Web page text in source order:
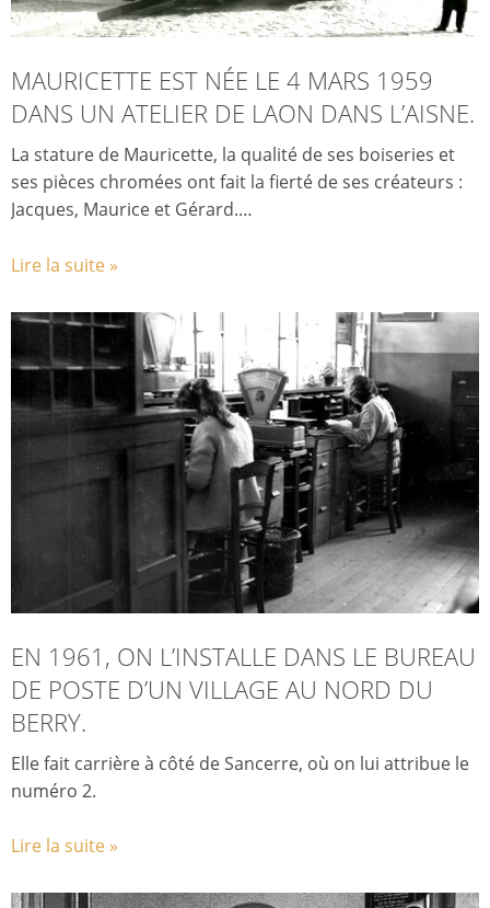
MAURICETTE EST NÉE LE 4 MARS 1959
DANS UN ATELIER DE LAON DANS L’AISNE.
La stature de Mauricette, la qualité de ses boiseries et
ses pièces chromées ont fait la fierté de ses créateurs :
Jacques, Maurice et Gérard.…
Lire la suite »
EN 1961, ON L’INSTALLE DANS LE BUREAU
DE POSTE D’UN VILLAGE AU NORD DU
BERRY.
Elle fait carrière à côté de Sancerre, où on lui attribue le
numéro 2.
Lire la suite »